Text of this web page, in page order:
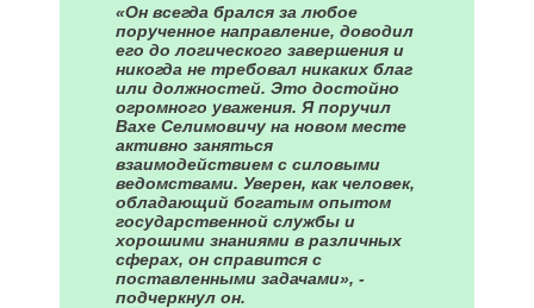
«Он всегда брался за любое
порученное направление, доводил
его до логического завершения и
никогда не требовал никаких благ
или должностей. Это достойно
огромного уважения. Я поручил
Вахе Селимовичу на новом месте
активно заняться
взаимодействием с силовыми
ведомствами. Уверен, как человек,
обладающий богатым опытом
государственной службы и
хорошими знаниями в различных
сферах, он справится с
поставленными задачами», -
подчеркнул он.